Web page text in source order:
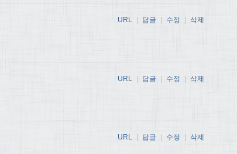
URL | 답글 | 수정 | 삭제
URL | 답글 | 수정 | 삭제
URL 답글 수정 삭제